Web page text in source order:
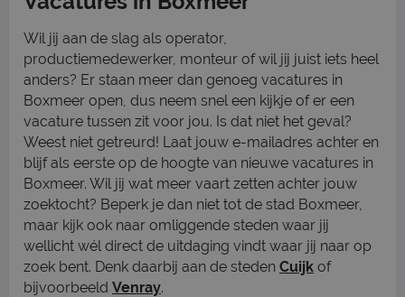
Wil jij aan de slag als operator,
productiemedewerker, monteur of wil jij juist iets heel
anders? Er staan meer dan genoeg vacatures in
Boxmeer open, dus neem snel een kijkje of er een
vacature tussen zit voor jou. Is dat niet het geval?
Weest niet getreurd! Laat jouw e-mailadres achter en
blijf als eerste op de hoogte van nieuwe vacatures in
Boxmeer. Wil jij wat meer vaart zetten achter jouw
zoektocht? Beperk je dan niet tot de stad Boxmeer,
maar kijk ook naar omliggende steden waar jij
wellicht wél direct de uitdaging vindt waar jij naar op
zoek bent. Denk daarbij aan de steden Cuijk of
bijvoorbeeld Venray.